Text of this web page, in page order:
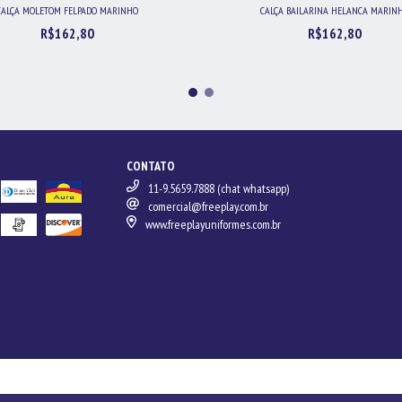
MOLETOM FELPADO MARINHO
R$162,80
CALÇA BAILARINA HELANCA
R$162,80
CONTATO
11-9.5659.7888 (chat whatsapp)
comercial@freeplay.com.br
www.freeplayuniformes.com.br